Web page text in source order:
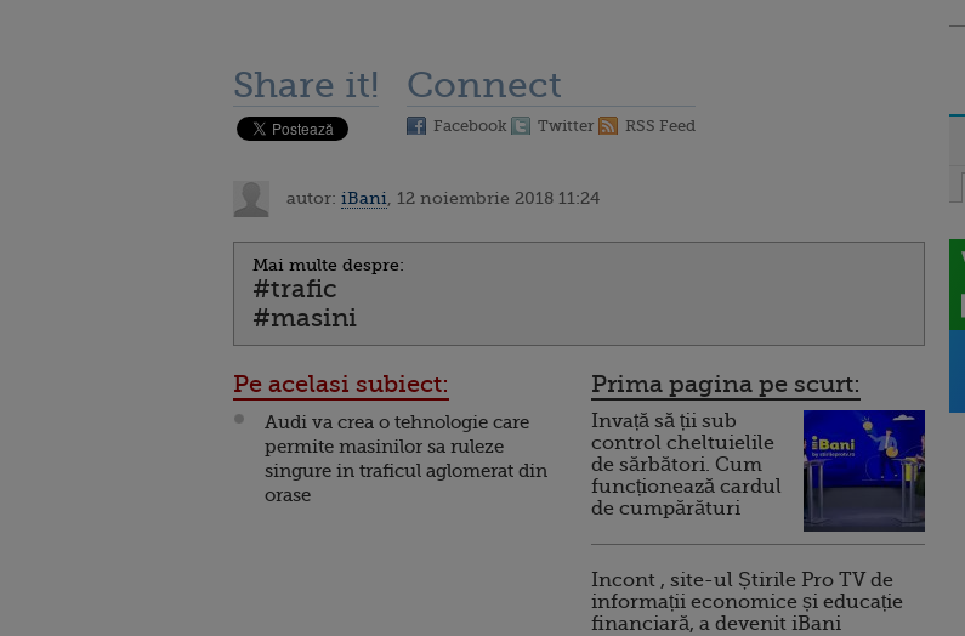
Share it! Connect
Facebook Twitter RSS Feed
autor: iBani , 12 noiembrie 2018 11:24
Mai multe despre:
#trafic
#masini
Pe acelasi subiect:
Audi va crea o tehnologie care
permite masinilor sa ruleze
singure in traficul aglomerat din
orase
Prima pagina pe scurt:
Invață să ții sub
control cheltuielile
de sărbători. Cum
funcționează cardul
de cumpărături
Incont , site-ul Știrile Pro TV de
informații economice și educație
financiară, a devenit iBani